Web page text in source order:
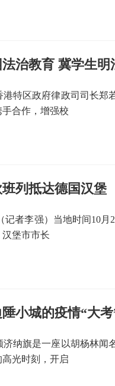
治教育 冀学生明
港特区政府律政司司长
合作，增强校
列抵达德国汉堡
记者李强）当地时间10
堡市市长
小城的疫情“大考
济纳旗是一座以胡杨林
光时刻，开启